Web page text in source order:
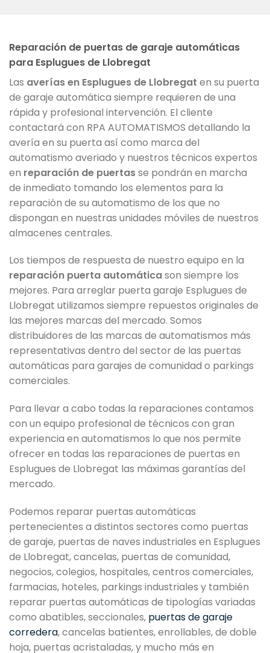
Reparación de puertas de garaje automáticas
para Esplugues de Llobregat
Las averías en Esplugues de Llobregat en su puerta
de garaje automática siempre requieren de una
rápida y profesional intervención. El cliente
contactará con RPA AUTOMATISMOS detallando la
avería en su puerta así como marca del
automatismo averiado y nuestros técnicos expertos
en reparación de puertasse pondrán en marcha
de inmediato tomando los elementos para la
reparación de su automatismo de los que no
dispongan en nuestras unidades móviles de nuestros
almacenes centrales.
Los tiempos de respuesta de nuestro equipo en la
reparación puerta automáticason siempre los
mejores. Para arreglar puerta garaje Esplugues de
Llobregat utilizamos siempre repuestos originales de
las mejores marcas del mercado. Somos
distribuidores de las marcas de automatismos más
representativas dentro del sector de las puertas
automáticas para garajes de comunidad o parkings
comerciales.
Para llevar a cabo todas la reparaciones contamos
con un equipo profesional de técnicos con gran
experiencia en automatismos lo que nos permite
ofrecer en todas las reparaciones de puertas en
Esplugues de Llobregat las máximas garantías del
mercado.
Podemos reparar puertas automáticas
pertenecientes a distintos sectores como puertas
de garaje, puertas de naves industriales en Esplugues
de Llobregat, cancelas, puertas de comunidad,
negocios, colegios, hospitales, centros comerciales,
farmacias, hoteles, parkings industriales y también
reparar puertas automáticas de tipologías variadas
como abatibles, seccionales, puertas de garaje
corredera, cancelas batientes, enrollables, de doble
hoja, puertas acristaladas, y mucho más en